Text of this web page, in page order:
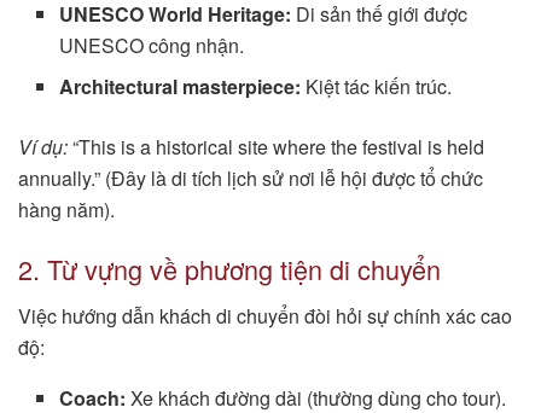
UNESCO World Heritage: Di sản thế giới được
UNESCO công nhận.
Architectural masterpiece: Kiệt tác kiến trúc.
Ví dụ:“This is a historical site where the festival is held
annually.” (Đây là di tích lịch sử nơi lễ hội được tổ chức
hàng năm).
2. Từ vựng về phương tiện di chuyển
Việc hướng dẫn khách di chuyển đòi hỏi sự chính xác cao
độ:
Coach: Xe khách đường dài (thường dùng cho tour).